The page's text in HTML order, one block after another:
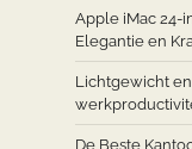
Apple iMac 24-
Elegantie en
Lichtgewicht
De Beste